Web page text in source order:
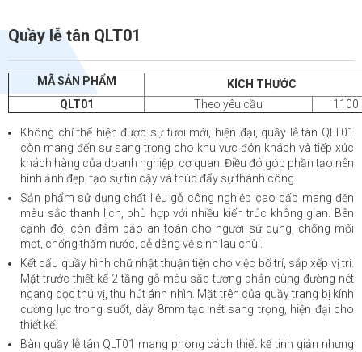
Quầy lễ tân QLT01
MÃ SẢN PHẨM
KÍCH THƯỚC
QLT01
Theo yêu cầu 1100
Không chỉ thể hiện được sự tươi mới, hiện đại, quầy lễ tân QLT01
còn mang đến sự sang trọng cho khu vực đón khách và tiếp xúc
khách hàng của doanh nghiệp, cơ quan. Điều đó góp phần tạo nên
hình ảnh đẹp, tạo sự tin cậy và thúc đẩy sự thành công.
Sản phẩm sử dụng chất liệu gỗ công nghiệp cao cấp mang đến
màu sắc thanh lịch, phù hợp với nhiều kiến trúc không gian. Bên
cạnh đó, còn đảm bảo an toàn cho người sử dụng, chống mối
mọt, chống thấm nước, dễ dàng vệ sinh lau chùi.
Kết cấu quầy hình chữ nhật thuận tiện cho việc bố trí, sắp xếp vị trí.
Mặt trước thiết kế 2 tầng gỗ màu sắc tương phản cùng đường nét
ngang dọc thú vị, thu hút ánh nhìn. Mặt trên của quầy trang bị kính
cường lực trong suốt, dày 8mm tạo nét sang trọng, hiện đại cho
thiết kế.
Bàn quầy lễ tân QLT01 mang phong cách thiết kế tinh giản nhưng